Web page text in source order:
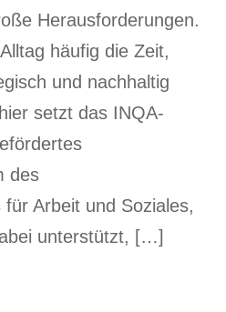
Herausforderungen.
häufig die Zeit,
und nachhaltig
setzt das INQA-
des
Arbeit und Soziales,
unterstützt, […]